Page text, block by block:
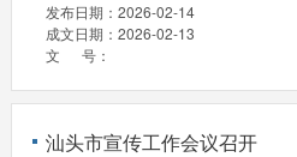
发布日期： 2026-02-14
成文日期： 2026-02-13
文 号：
汕头市宣传工作会议召开